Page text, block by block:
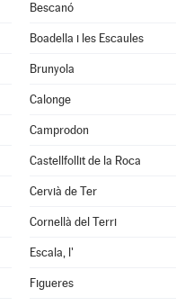
Bescanó
Boadella i les Escaules
Brunyola
Calonge
Camprodon
Castellfollit de la Roca
Cervià de Ter
Cornellà del Terri
Escala, l'
Figueres